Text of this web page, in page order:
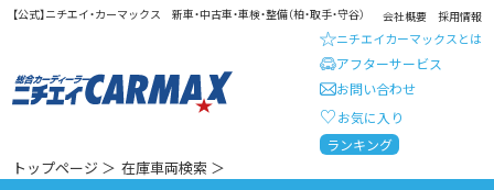
【公式】ニチエイ・カーマックス 新車・中古車・車検・整備（柏・取手・守谷） 会社概要 採用情報
総合カーディーラー ニチエイ・
ニチエイカーマックスとは
アフターサービス
お問い合わせ
お気に入り
ランキング
トップページ ＞ 在庫車両検索 ＞